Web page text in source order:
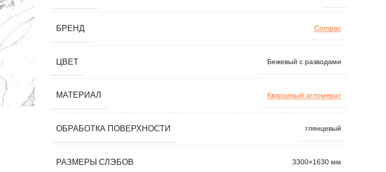
БРЕНД Compac
ЦВЕТ Бежевый с разводами
МАТЕРИАЛ Кварцевый агломерат
ОБРАБОТКА ПОВЕРХНОСТИ глянцевый
РАЗМЕРЫ СЛЭБОВ 3300×1630 мм